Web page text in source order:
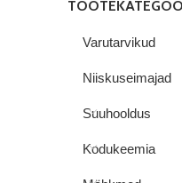
Varutarvikud
Niiskuseimajad
Suuhooldus
Kodukeemia